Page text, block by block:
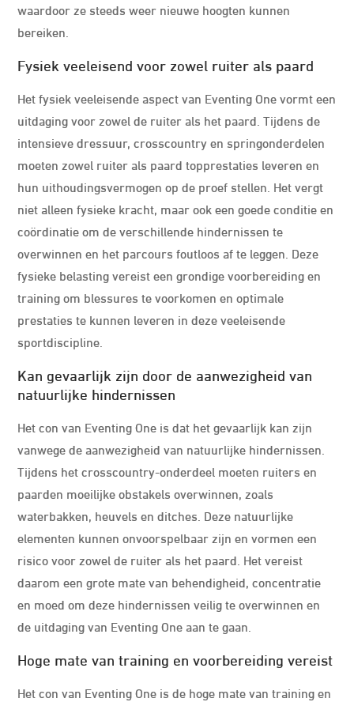
waardoor ze steeds weer nieuwe hoogten kunnen
bereiken.
Fysiek veeleisend voor zowel ruiter als paard
Het fysiek veeleisende aspect van Eventing One vormt een
uitdaging voor zowel de ruiter als het paard. Tijdens de
intensieve dressuur, crosscountry en springonderdelen
moeten zowel ruiter als paard topprestaties leveren en
hun uithoudingsvermogen op de proef stellen. Het vergt
niet alleen fysieke kracht, maar ook een goede conditie en
coördinatie om de verschillende hindernissen te
overwinnen en het parcours foutloos af te leggen. Deze
fysieke belasting vereist een grondige voorbereiding en
training om blessures te voorkomen en optimale
prestaties te kunnen leveren in deze veeleisende
sportdiscipline.
Kan gevaarlijk zijn door de aanwezigheid van
natuurlijke hindernissen
Het con van Eventing One is dat het gevaarlijk kan zijn
vanwege de aanwezigheid van natuurlijke hindernissen.
Tijdens het crosscountry-onderdeel moeten ruiters en
paarden moeilijke obstakels overwinnen, zoals
waterbakken, heuvels en ditches. Deze natuurlijke
elementen kunnen onvoorspelbaar zijn en vormen een
risico voor zowel de ruiter als het paard. Het vereist
daarom een grote mate van behendigheid, concentratie
en moed om deze hindernissen veilig te overwinnen en
de uitdaging van Eventing One aan te gaan.
Hoge mate van training en voorbereiding vereist
Het con van Eventing One is de hoge mate van training en